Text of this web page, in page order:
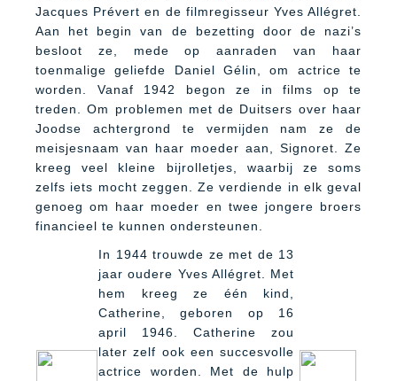
Jacques Prévert en de filmregisseur Yves Allégret.
Aan het begin van de bezetting door de nazi’s
besloot ze, mede op aanraden van haar
toenmalige geliefde Daniel Gélin, om actrice te
worden. Vanaf 1942 begon ze in films op te
treden. Om problemen met de Duitsers over haar
Joodse achtergrond te vermijden nam ze de
meisjesnaam van haar moeder aan, Signoret. Ze
kreeg veel kleine bijrolletjes, waarbij ze soms
zelfs iets mocht zeggen. Ze verdiende in elk geval
genoeg om haar moeder en twee jongere broers
financieel te kunnen ondersteunen.
In 1944 trouwde ze met de 13
jaar oudere Yves Allégret. Met
hem kreeg ze één kind,
Catherine, geboren op 16
april 1946. Catherine zou
later zelf ook een succesvolle
actrice worden. Met de hulp